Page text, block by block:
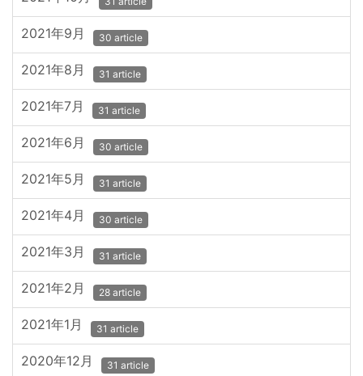
2021年9月 30 article
2021年8月 31 article
2021年7月 31 article
2021年6月 30 article
2021年5月 31 article
2021年4月 30 article
2021年3月 31 article
2021年2月 28 article
2021年1月 31 article
2020年12月 31 article